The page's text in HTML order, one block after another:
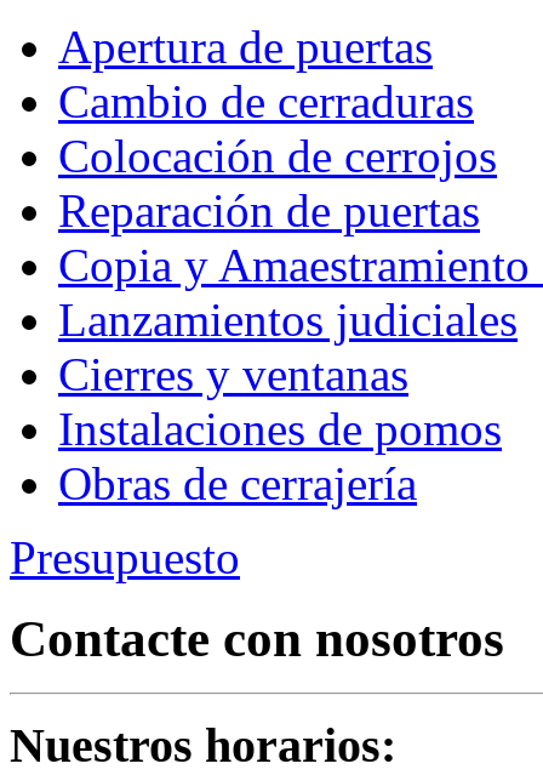
Apertura de puertas
Cambio de cerraduras
Colocación de cerrojos
Reparación de puertas
Copia y Amaestramiento
Lanzamientos judiciales
Cierres y ventanas
Instalaciones de pomos
Obras de cerrajería
Presupuesto
Contacte con nosotros
Nuestros horarios: